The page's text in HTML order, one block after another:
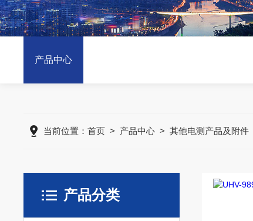
产品中心
当前位置：首页 > 产品中心 >其他电测产品及附件
产品分类